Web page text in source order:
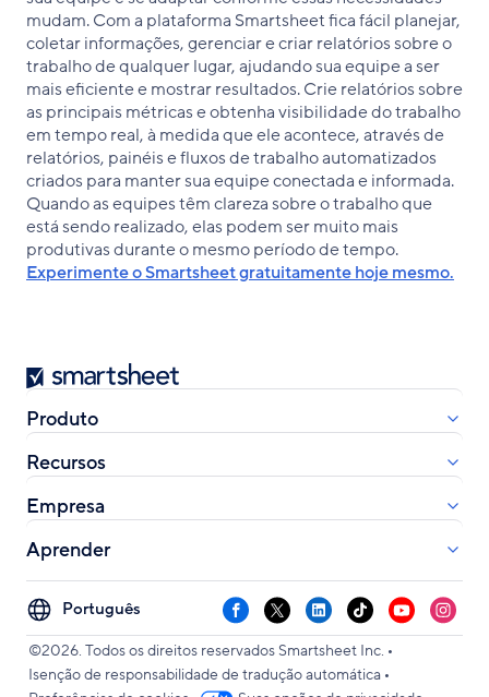
mudam. Com a plataforma Smartsheet fica fácil planejar,
coletar informações, gerenciar e criar relatórios sobre o
trabalho de qualquer lugar, ajudando sua equipe a ser
mais eficiente e mostrar resultados. Crie relatórios sobre
as principais métricas e obtenha visibilidade do trabalho
em tempo real, à medida que ele acontece, através de
relatórios, painéis e fluxos de trabalho automatizados
criados para manter sua equipe conectada e informada.
Quando as equipes têm clareza sobre o trabalho que
está sendo realizado, elas podem ser muito mais
produtivas durante o mesmo período de tempo.
Experimente o Smartsheet gratuitamente hoje mesmo.
Smartsheet
Produto
Recursos
Empresa
Aprender
Select
your
language
Facebook
X LinkedInTikTokYouTube
©2026. Todos os direitos reservados Smartsheet Inc. •
Isenção de responsabilidade de tradução automática •